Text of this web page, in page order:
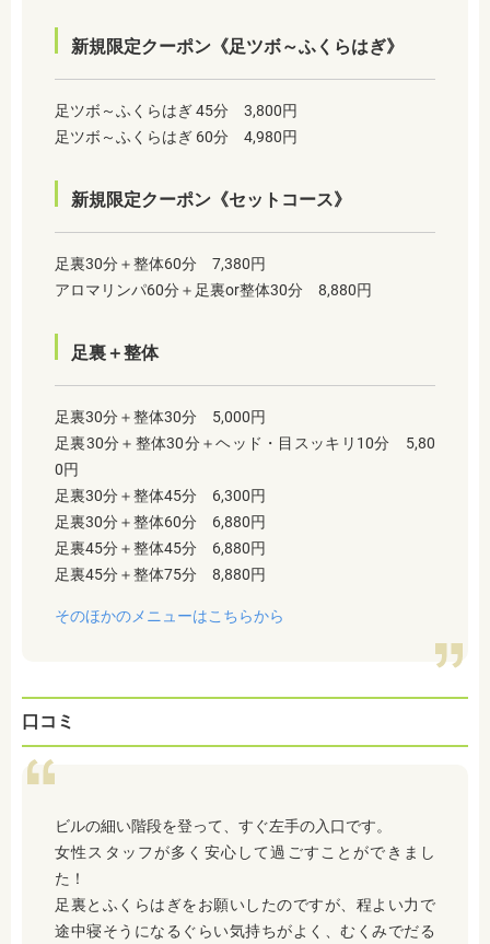
新規限定クーポン《足ツボ～ふくらはぎ》
足ツボ～ふくらはぎ 45分 3,800円
足ツボ～ふくらはぎ 60分 4,980円
新規限定クーポン《セットコース》
足裏30分＋整体60分 7,380円
アロマリンパ60分＋足裏or整体30分 8,880円
足裏＋整体
足裏30分＋整体30分 5,000円
足裏30分＋整体30分＋ヘッド・目スッキリ10分 5,80
0円
足裏30分＋整体45分 6,300円
足裏30分＋整体60分 6,880円
足裏45分＋整体45分 6,880円
足裏45分＋整体75分 8,880円
そのほかのメニューはこちらから
口コミ
ビルの細い階段を登って、すぐ左手の入口です。
女性スタッフが多く安心して過ごすことができまし
た！
足裏とふくらはぎをお願いしたのですが、程よい力で
途中寝そうになるぐらい気持ちがよく、むくみでだる